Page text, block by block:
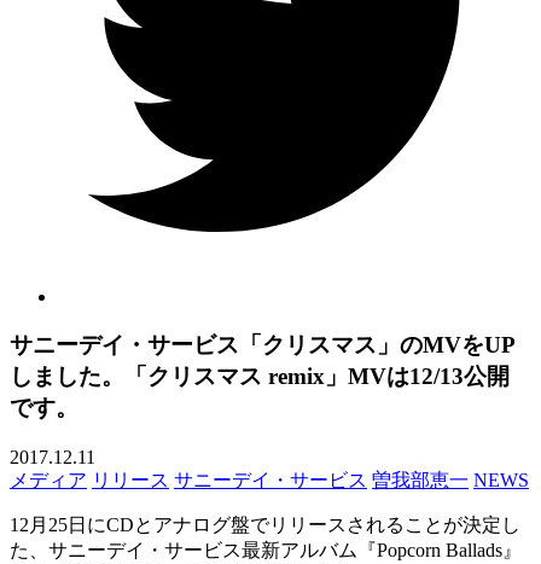
サニーデイ・サービス「クリスマス」のMVをUP
しました。「クリスマス remix」MVは12/13公開
です。
2017.12.11
メディア リリース サニーデイ・サービス 曽我部恵一 NEWS
12月25日にCDとアナログ盤でリリースされることが決定し
た、サニーデイ・サービス最新アルバム『Popcorn Ballads』